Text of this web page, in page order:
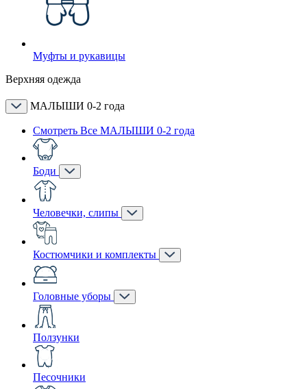
Муфты и рукавицы
Верхняя одежда
МАЛЫШИ 0-2 года
Смотреть Все МАЛЫШИ 0-2 года
Боди
Человечки, слипы
Костюмчики и комплекты
Головные уборы
Ползунки
Песочники